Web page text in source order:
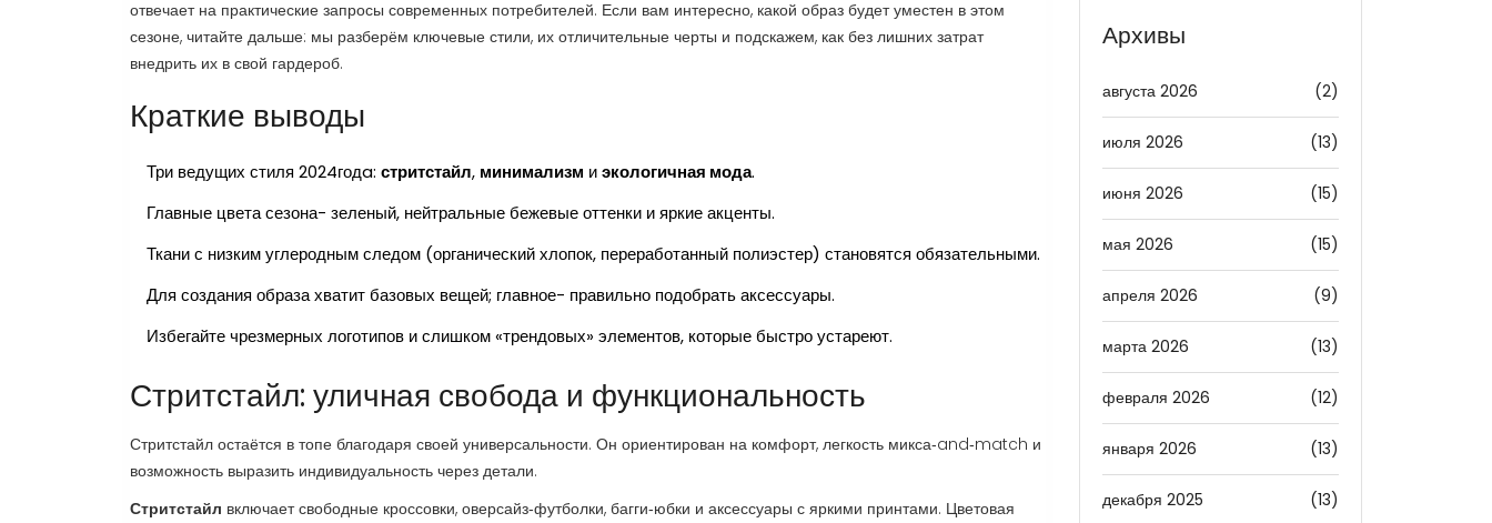
отвечает на практические запросы современных потребителей. Если вам интересно, какой образ будет уместен в этом
сезоне, читайте дальше: мы разберём ключевые стили, их отличительные черты и подскажем, как без лишних затрат
внедрить их в свой гардероб.
Краткие выводы
Три ведущих стиля 2024годa: стритстайл, минимализм иэкологичная мода.
Главные цвета сезона- зеленый, нейтральные бежевые оттенки и яркие акценты.
Ткани с низким углеродным следом (органический хлопок, переработанный полиэстер) становятся обязательными.
Для создания образа хватит базовых вещей; главное- правильно подобрать аксессуары.
Избегайте чрезмерных логотипов и слишком «трендовых» элементов, которые быстро устареют.
Стритстайл: уличная свобода и функциональность
Стритстайл остаётся в топе благодаря своей универсальности. Он ориентирован на комфорт, легкость микса‑and‑match и
возможность выразить индивидуальность через детали.
Стритстайл включает свободные кроссовки, оверсайз‑футболки, багги‑юбки и аксессуары с яркими принтами. Цветовая
Архивы
августа 2026 (2)
июля 2026 (13)
июня 2026 (15)
мая 2026 (15)
апреля 2026 (9)
марта 2026 (13)
февраля 2026 (12)
января 2026 (13)
декабря 2025 (13)